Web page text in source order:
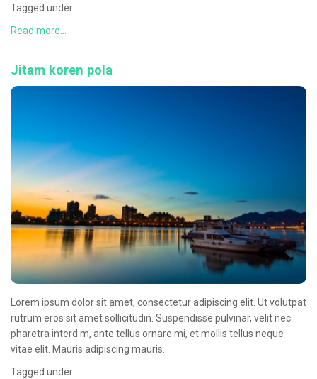
Tagged under
Read more...
Jitam koren pola
Lorem ipsum dolor sit amet, consectetur adipiscing elit. Ut volutpat
rutrum eros sit amet sollicitudin. Suspendisse pulvinar, velit nec
pharetra interd m, ante tellus ornare mi, et mollis tellus neque
vitae elit. Mauris adipiscing mauris.
Tagged under